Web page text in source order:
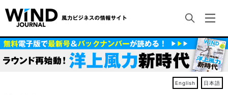
English 日本語